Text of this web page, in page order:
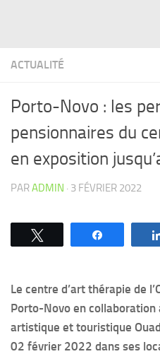
ACTUALITÉ
Porto-Novo : les
pensionnaires du
en exposition
PARADMIN · 3 FÉVRIER 2022
Le centre d’art thérapie de
Porto-Novo en
artistique et touristique
02 février 2022 dans ses